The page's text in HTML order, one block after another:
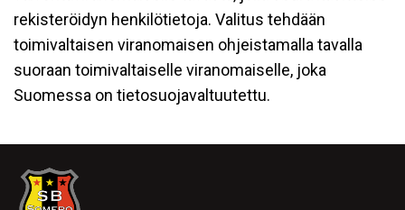
rekisteröidyn henkilötietoja. Valitus tehdään
toimivaltaisen viranomaisen ohjeistamalla tavalla
suoraan toimivaltaiselle viranomaiselle, joka
Suomessa on tietosuojavaltuutettu.